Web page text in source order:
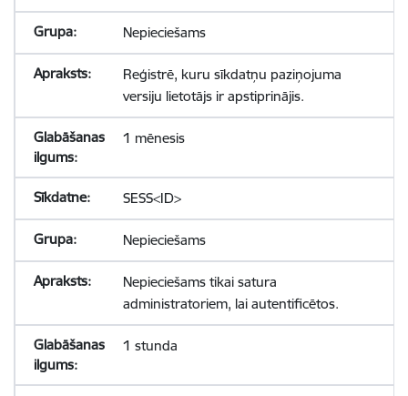
Nepieciešams
Reģistrē, kuru sīkdatņu paziņojuma
versiju lietotājs ir apstiprinājis.
1 mēnesis
SESS<ID>
Nepieciešams
Nepieciešams tikai satura
administratoriem, lai autentificētos.
1 stunda